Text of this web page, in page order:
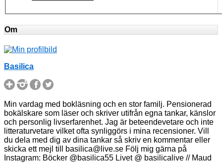
Om
Basilica
Min vardag med bokläsning och en stor familj. Pensionerad
bokälskare som läser och skriver utifrån egna tankar, känslor
och personlig livserfarenhet. Jag är beteendevetare och inte
litteraturvetare vilket ofta synliggörs i mina recensioner. Vill
du dela med dig av dina tankar så skriv en kommentar eller
skicka ett mejl till basilica@live.se Följ mig gärna på
Instagram: Böcker @basilica55 Livet @ basilicalive // Maud